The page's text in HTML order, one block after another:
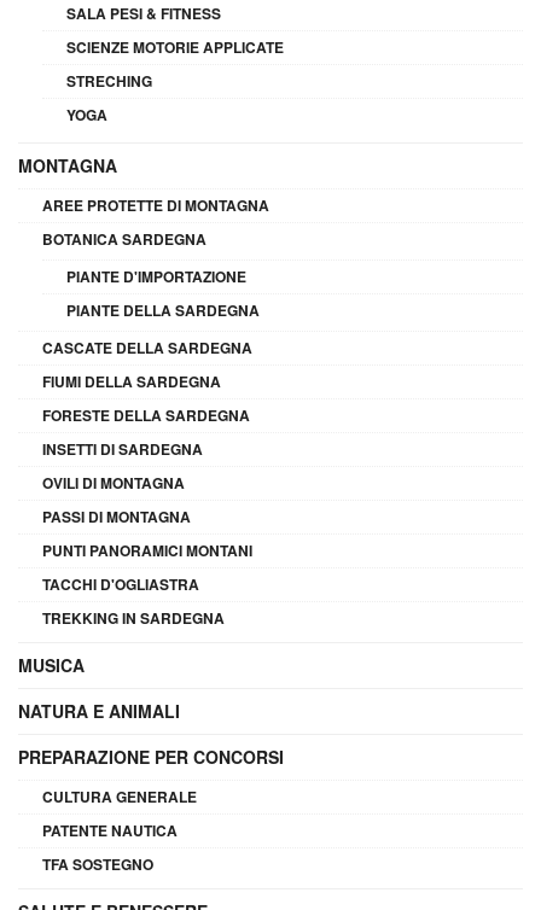
SALA PESI & FITNESS
SCIENZE MOTORIE APPLICATE
STRECHING
YOGA
MONTAGNA
AREE PROTETTE DI MONTAGNA
BOTANICA SARDEGNA
PIANTE D'IMPORTAZIONE
PIANTE DELLA SARDEGNA
CASCATE DELLA SARDEGNA
FIUMI DELLA SARDEGNA
FORESTE DELLA SARDEGNA
INSETTI DI SARDEGNA
OVILI DI MONTAGNA
PASSI DI MONTAGNA
PUNTI PANORAMICI MONTANI
TACCHI D'OGLIASTRA
TREKKING IN SARDEGNA
MUSICA
NATURA E ANIMALI
PREPARAZIONE PER CONCORSI
CULTURA GENERALE
PATENTE NAUTICA
TFA SOSTEGNO